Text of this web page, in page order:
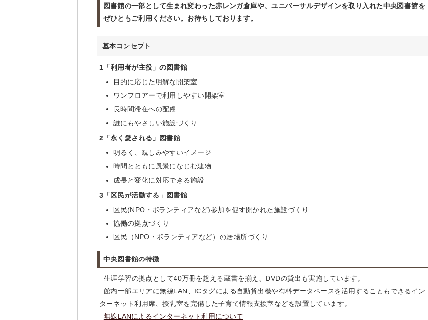
図書館の一部として生まれ変わった赤レンガ倉庫や、ユニバーサルデザインを取り入れた中央図書館を
ぜひともご利用ください。お待ちしております。
基本コンセプト
1 「利用者が主役」の図書館
目的に応じた明解な開架室
ワンフロアーで利用しやすい開架室
長時間滞在への配慮
誰にもやさしい施設づくり
2 「永く愛される」図書館
明るく、親しみやすいイメージ
時間とともに風景になじむ建物
成長と変化に対応できる施設
3 「区民が活動する」図書館
区民(NPO・ボランティアなど)参加を促す開かれた施設づくり
協働の拠点づくり
区民（NPO・ボランティアなど）の居場所づくり
中央図書館の特徴
生涯学習の拠点として40万冊を超える蔵書を揃え、DVDの貸出も実施しています。
館内一部エリアに無線LAN、ICタグによる自動貸出機や有料データベースを活用することもできるイン
ターネット利用席、授乳室を完備した子育て情報支援室などを設置しています。
無線LANによるインターネット利用について